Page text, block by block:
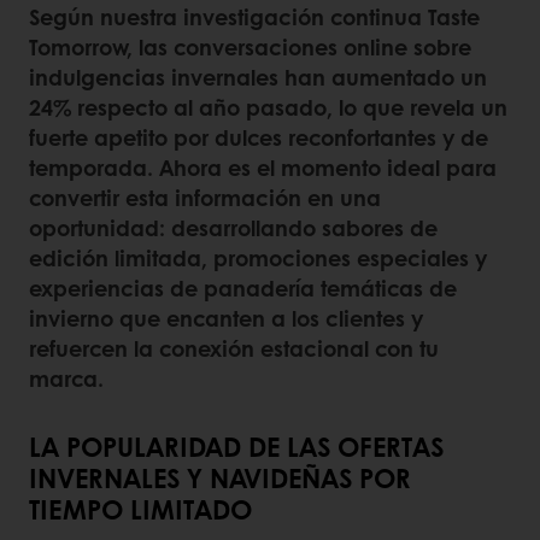
Según nuestra investigación continua Taste
Tomorrow, las conversaciones online sobre
indulgencias invernales han aumentado un
24% respecto al año pasado, lo que revela un
fuerte apetito por dulces reconfortantes y de
temporada. Ahora es el momento ideal para
convertir esta información en una
oportunidad: desarrollando sabores de
edición limitada, promociones especiales y
experiencias de panadería temáticas de
invierno que encanten a los clientes y
refuercen la conexión estacional con tu
marca.
LA POPULARIDAD DE LAS OFERTAS
INVERNALES Y NAVIDEÑAS POR
TIEMPO LIMITADO